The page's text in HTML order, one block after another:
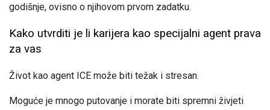
godišnje, ovisno o njihovom prvom zadatku.
Kako utvrditi je li karijera kao specijalni agent prava
za vas
Život kao agent ICE može biti težak i stresan.
Moguće je mnogo putovanje i morate biti spremni živjeti